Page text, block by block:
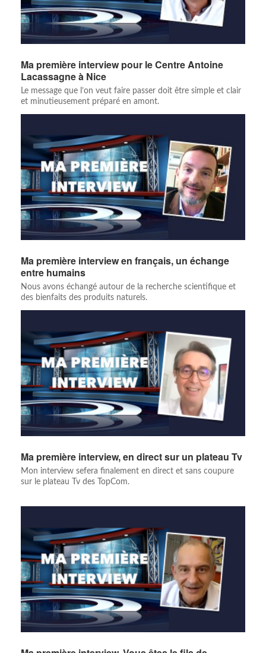
Ma première interview pour le Centre Antoine
Lacassagne à Nice
Le message que l’on veut faire passer doit être simple et clair
et minutieusement préparé en amont.
Ma première interview en français, un échange
entre humains
Nous avons échangé autour de la recherche scientifique et
des bienfaits des produits naturels.
Ma première interview, en direct sur un plateau Tv
Mon interview sefera finalement en direct et sans coupure
sur le plateau Tv des TopCom.